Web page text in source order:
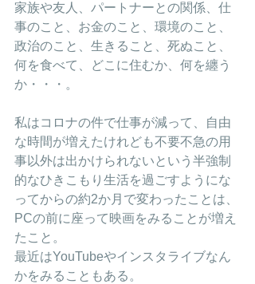
家族や友人、パートナーとの関係、仕
事のこと、お金のこと、環境のこと、
政治のこと、生きること、死ぬこと、
何を食べて、どこに住むか、何を纏う
か・・・。
私はコロナの件で仕事が減って、自由
な時間が増えたけれども不要不急の用
事以外は出かけられないという半強制
的なひきこもり生活を過ごすようにな
ってからの約2か月で変わったことは、
PCの前に座って映画をみることが増え
たこと。
最近はYouTubeやインスタライブなん
かをみることもある。